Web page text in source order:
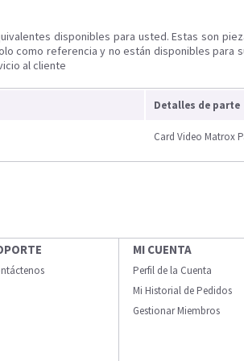
disponibles para usted. Estas son
como referencia y no están disponibles para
al cliente
Detalles de parte
Card Video Matrox
MI CUENTA
Perfil de la Cuenta
Mi Historial de Pedidos
Gestionar Miembros